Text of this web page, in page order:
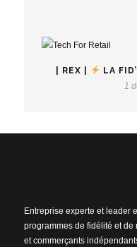
| REX |
LA
1
Entreprise experte et leader
programmes de fidélité et
et commerçants